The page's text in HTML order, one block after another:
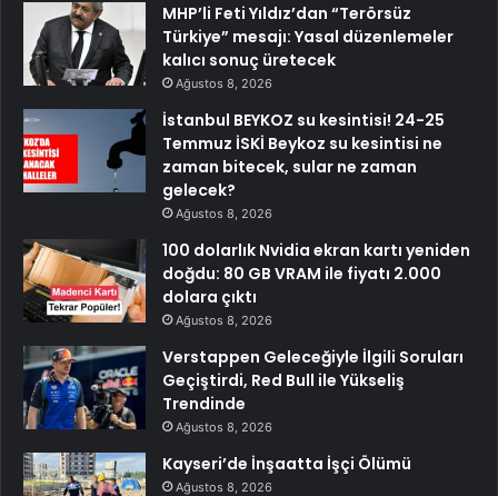
MHP’li Feti Yıldız’dan “Terörsüz
Türkiye” mesajı: Yasal düzenlemeler
kalıcı sonuç üretecek
Ağustos 8, 2026
İstanbul BEYKOZ su kesintisi! 24-25
Temmuz İSKİ Beykoz su kesintisi ne
zaman bitecek, sular ne zaman
gelecek?
Ağustos 8, 2026
100 dolarlık Nvidia ekran kartı yeniden
doğdu: 80 GB VRAM ile fiyatı 2.000
dolara çıktı
Ağustos 8, 2026
Verstappen Geleceğiyle İlgili Soruları
Geçiştirdi, Red Bull ile Yükseliş
Trendinde
Ağustos 8, 2026
Kayseri’de İnşaatta İşçi Ölümü
Ağustos 8, 2026